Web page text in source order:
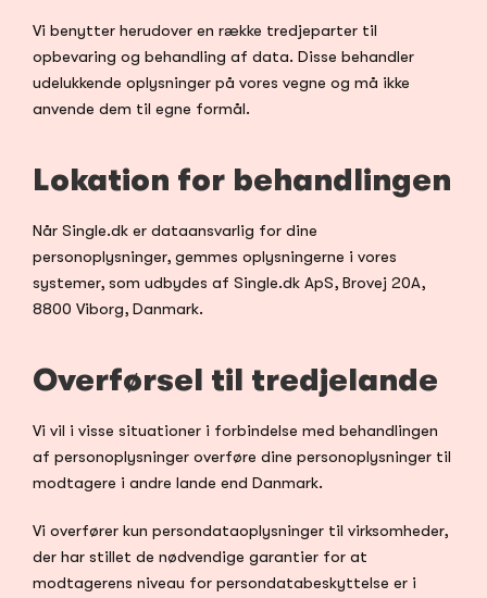
Vi benytter herudover en række tredjeparter til
opbevaring og behandling af data. Disse behandler
udelukkende oplysninger på vores vegne og må ikke
anvende dem til egne formål.
Lokation for behandlingen
Når Single.dk er dataansvarlig for dine
personoplysninger, gemmes oplysningerne i vores
systemer, som udbydes af Single.dk ApS, Brovej 20A,
8800 Viborg, Danmark.
Overførsel til tredjelande
Vi vil i visse situationer i forbindelse med behandlingen
af personoplysninger overføre dine personoplysninger til
modtagere i andre lande end Danmark.
Vi overfører kun persondataoplysninger til virksomheder,
der har stillet de nødvendige garantier for at
modtagerens niveau for persondatabeskyttelse er i